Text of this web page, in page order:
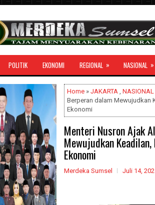
POLITIK EKONOMI REGIONAL » NASIONAL »
Home » JAKARTA , NASIONAL
Berperan dalam Mewujudkan
Ekonomi
Menteri Nusron Ajak
Mewujudkan
Ekonomi
Merdeka Sumsel Juli 14,